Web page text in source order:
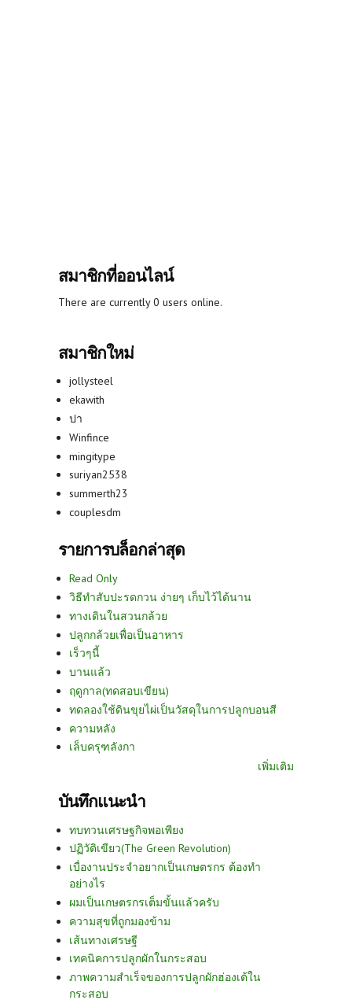
สมาชิกที่ออนไลน์
There are currently 0 users online.
สมาชิกใหม่
jollysteel
ekawith
ปา
Winfince
mingitype
suriyan2538
summerth23
couplesdm
รายการบล็อกล่าสุด
Read Only
วิธีทำสับปะรดกวน ง่ายๆ เก็บไว้ได้นาน
ทางเดินในสวนกล้วย
ปลูกกล้วยเพื่อเป็นอาหาร
เร็วๆนี้
บานแล้ว
ฤดูกาล(ทดสอบเขียน)
ทดลองใช้ดินขุยไผ่เป็นวัสดุในการปลูกบอนสี
ความหลัง
เล็บครุฑลังกา
เพิ่มเติม
บันทึกแนะนำ
ทบทวนเศรษฐกิจพอเพียง
ปฏิวัติเขียว(The Green Revolution)
เบื่องานประจำอยากเป็นเกษตรกร ต้องทำ
อย่างไร
ผมเป็นเกษตรกรเต็มขั้นแล้วครับ
ความสุขที่ถูกมองข้าม
เส้นทางเศรษฐี
เทคนิคการปลูกผักในกระสอบ
ภาพความสำเร็จของการปลูกผักฮ่องเต้ใน
กระสอบ